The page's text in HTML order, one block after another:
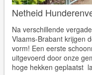
Netheid
Na verschillende
Vlaams-Brabant krijgen
vorm! Een eerste
uitgevoerd door onze
hoge hekken geplaatst